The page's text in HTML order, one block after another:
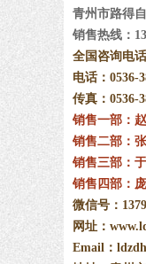
青州市路得
销售热线：
全国咨询电
电话：0536-
传真：0536-
销售一部：
销售二部：
销售三部：
销售四部：
微信号：
网址：
Email：
GCP16-12-1型冲瓶